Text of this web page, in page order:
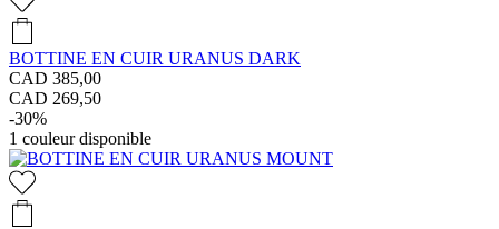
BOTTINE EN CUIR URANUS DARK
CAD 385,00
CAD 269,50
-30%
1 couleur disponible